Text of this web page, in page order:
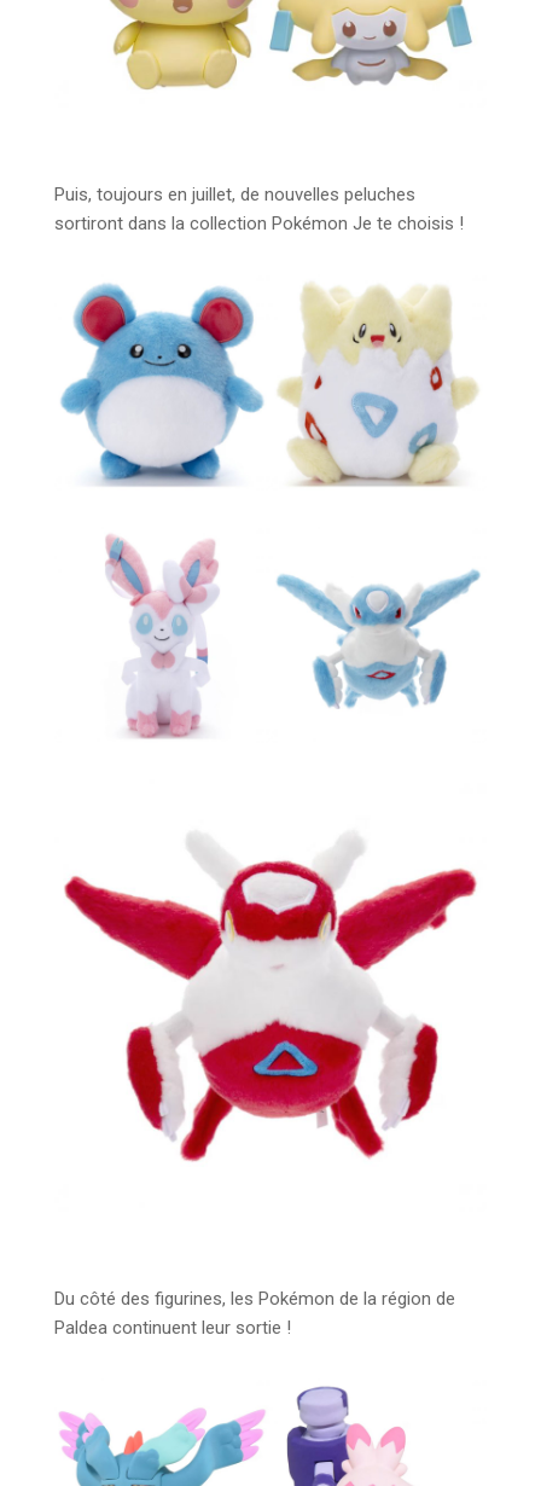
Puis, toujours en juillet, de nouvelles peluches
sortiront dans la collection Pokémon Je te choisis !
Du côté des figurines, les Pokémon de la région de
Paldea continuent leur sortie !